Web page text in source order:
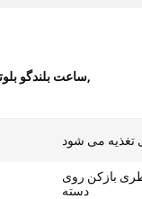
8 ساعت بلندگو بلوتوث مگافون,300 يارد مگافون,
تغذیه می شود
بازکن روی
دسته